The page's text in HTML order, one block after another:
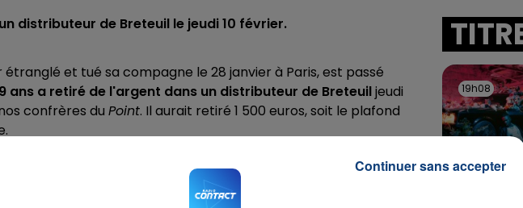
distributeur de Breteuil le jeudi 10 février.
et tué sa compagne le 28 janvier à Paris, est passé
ans a retiré de l'argent dans un distributeur de Breteuiljeudi
confrères du Point. Il aurait retiré 1 500 euros, soit le plafond
suspect avait été repérée par un riverain sur le parking du
plusieurs heures de surveillance, les policiers avaient
munitions ont été retrouvées à l'intérieur
19h08
19h08
Continuer sans accepter